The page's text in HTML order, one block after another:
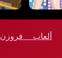
ألعاب فروزن